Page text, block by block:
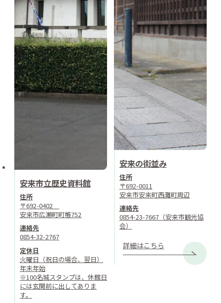
安来市立歴史資料館
住所
〒692-0402
安来市広瀬町町帳752
連絡先
0854-32-2767
定休日
火曜日（祝日の場合、翌日）
年末年始
※100名城スタンプは、休館日
には玄関前に出してありま
す。
安来の街並み
住所
〒692-0011
安来市安来町西灘町周辺
連絡先
0854-23-7667（安来市観光協
会）
詳細はこちら